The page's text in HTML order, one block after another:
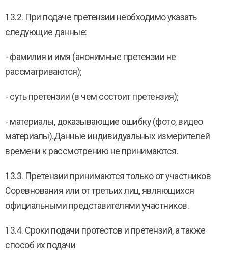
13.2. При подаче претензии необходимо указать
следующие данные:
- фамилия и имя (анонимные претензии не
рассматриваются);
- суть претензии (в чем состоит претензия);
- материалы, доказывающие ошибку (фото, видео
материалы).Данные индивидуальных измерителей
времени к рассмотрению не принимаются.
13.3. Претензии принимаются только от участников
Соревнования или от третьих лиц, являющихся
официальными представителями участников.
13.4. Сроки подачи протестов и претензий, а также
способ их подачи